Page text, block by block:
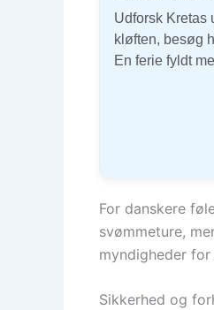
Udforsk Kretas
kløften, besøg
En ferie fyldt
For danskere
svømmeture,
myndigheder
Sikkerhed og